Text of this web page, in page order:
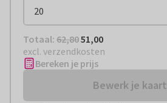
Totaal: € 51,00
Totaal: 62,8051,00
excl. verzendkosten
Bereken je prijs
Bewerk je kaart